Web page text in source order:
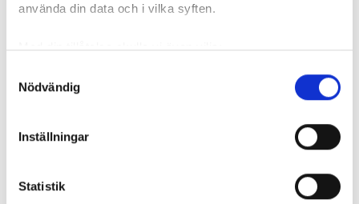
använda din data och i vilka syften.
Med din tillåtelse skulle vi även vilja:
som kan ha en noggrannhet på upp till flera meter
Ta reda på mer om hur dina personliga uppgifter
Du kan ändra eller dra tillbaka ditt samtycke när som
Nödvändig
Inställningar
Statistik
Johnny Ehrling, 82, jobbar som VVS-montör på
familjeföretaget Skärgårdens VVS. Foto: Maria Nöjd